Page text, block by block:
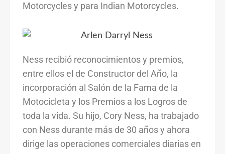
Motorcycles y para Indian Motorcycles.
Ness recibió reconocimientos y premios,
entre ellos el de Constructor del Año, la
incorporación al Salón de la Fama de la
Motocicleta y los Premios a los Logros de
toda la vida. Su hijo, Cory Ness, ha trabajado
con Ness durante más de 30 años y ahora
dirige las operaciones comerciales diarias en